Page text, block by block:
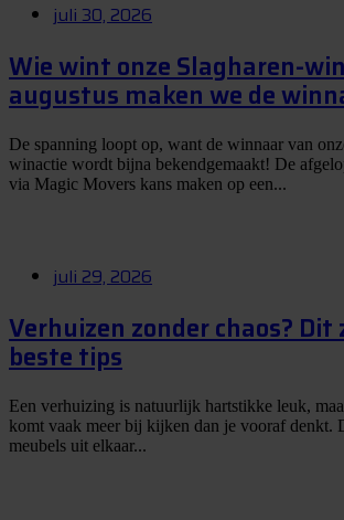
juli 30, 2026
Wie wint onze Slagharen-
augustus maken we de
De spanning loopt op, want de winnaar van
winactie wordt bijna bekendgemaakt! De
via Magic Movers kans maken op een...
juli 29, 2026
Verhuizen zonder chaos?
beste tips
Een verhuizing is natuurlijk hartstikke leuk,
komt vaak meer bij kijken dan je vooraf denkt.
meubels uit elkaar...